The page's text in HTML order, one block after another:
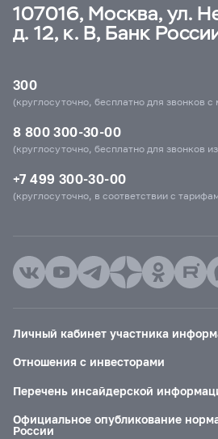
107016, Москва, ул.
д. 12, к. В, Банк
300
(круглосуточно, бесплатно для звонков
8 800 300-30-00
(круглосуточно, бесплатно для звонков
+7 499 300-30-00
(круглосуточно, в соответствии с
Личный кабинет участника
Отношения с инвесторами
Перечень инсайдерской
Официальное опубликование
России